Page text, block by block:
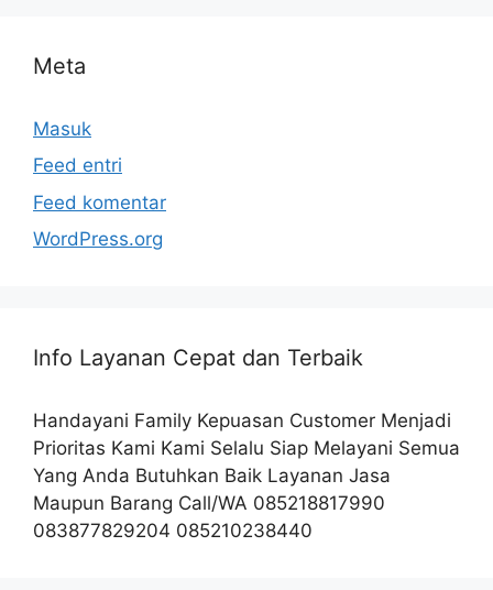
Meta
Masuk
Feed entri
Feed komentar
WordPress.org
Info Layanan Cepat dan Terbaik
Handayani Family Kepuasan Customer Menjadi
Prioritas Kami Kami Selalu Siap Melayani Semua
Yang Anda Butuhkan Baik Layanan Jasa
Maupun Barang Call/WA 085218817990
083877829204 085210238440